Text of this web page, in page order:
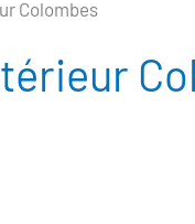
Colombes